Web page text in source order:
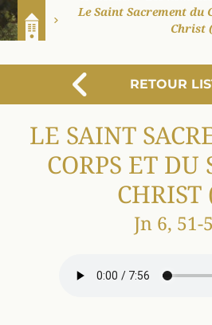
Le Saint Sacrement du
Christ
RETOUR
LE SAINT
CORPS ET DU
CHRIST
Jn 6, 51-